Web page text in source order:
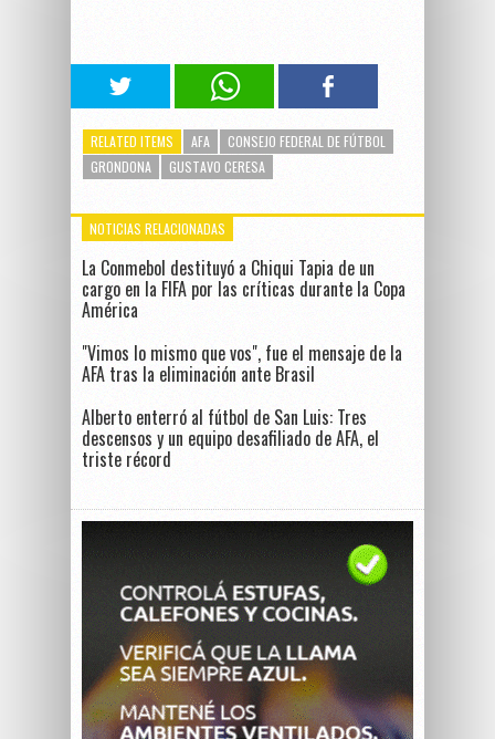
RELATED ITEMS AFA
CONSEJO FEDERAL DE FÚTBOL
GRONDONA
GUSTAVO CERESA
NOTICIAS RELACIONADAS
La Conmebol destituyó a Chiqui Tapia de un
cargo en la FIFA por las críticas durante la Copa
América
"Vimos lo mismo que vos", fue el mensaje de la
AFA tras la eliminación ante Brasil
Alberto enterró al fútbol de San Luis: Tres
descensos y un equipo desafiliado de AFA, el
triste récord